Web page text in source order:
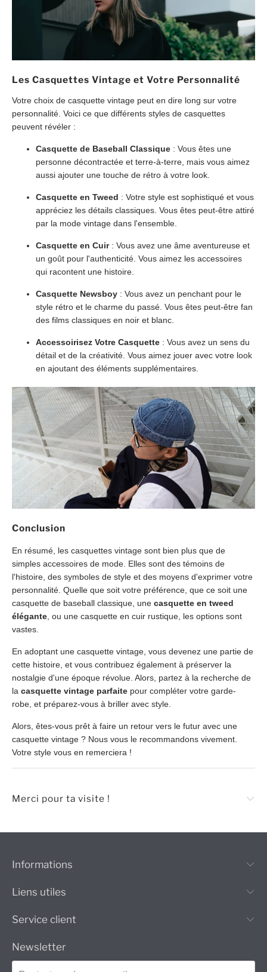
Les Casquettes Vintage et Votre Personnalité
Votre choix de casquette vintage peut en dire long sur votre
personnalité. Voici ce que différents styles de casquettes
peuvent révéler :
Casquette de Baseball Classique : Vous êtes une
personne décontractée et terre-à-terre, mais vous aimez
aussi ajouter une touche de rétro à votre look.
Casquette en Tweed : Votre style est sophistiqué et vous
appréciez les détails classiques. Vous êtes peut-être attiré
par la mode vintage dans l'ensemble.
Casquette en Cuir: Vous avez une âme aventureuse et
un goût pour l'authenticité. Vous aimez les accessoires
qui racontent une histoire.
Casquette Newsboy : Vous avez un penchant pour le
style rétro et le charme du passé. Vous êtes peut-être fan
des films classiques en noir et blanc.
Accessoirisez Votre Casquette : Vous avez un sens du
détail et de la créativité. Vous aimez jouer avec votre look
en ajoutant des éléments supplémentaires.
Conclusion
En résumé, les casquettes vintage sont bien plus que de
simples accessoires de mode. Elles sont des témoins de
l'histoire, des symboles de style et des moyens d'exprimer votre
personnalité. Quelle que soit votre préférence, que ce soit une
casquette de baseball classique, une casquette en tweed
élégante , ou une casquette en cuir rustique, les options sont
vastes.
En adoptant une casquette vintage, vous devenez une partie de
cette histoire, et vous contribuez également à préserver la
nostalgie d'une époque révolue. Alors, partez à la recherche de
la casquette vintage parfaite pour compléter votre garde-
robe, et préparez-vous à briller avec style.
Alors, êtes-vous prêt à faire un retour vers le futur avec une
casquette vintage ? Nous vous le recommandons vivement.
Votre style vous en remerciera !
Merci pour ta visite !
Informations
Liens utiles
Service client
Newsletter